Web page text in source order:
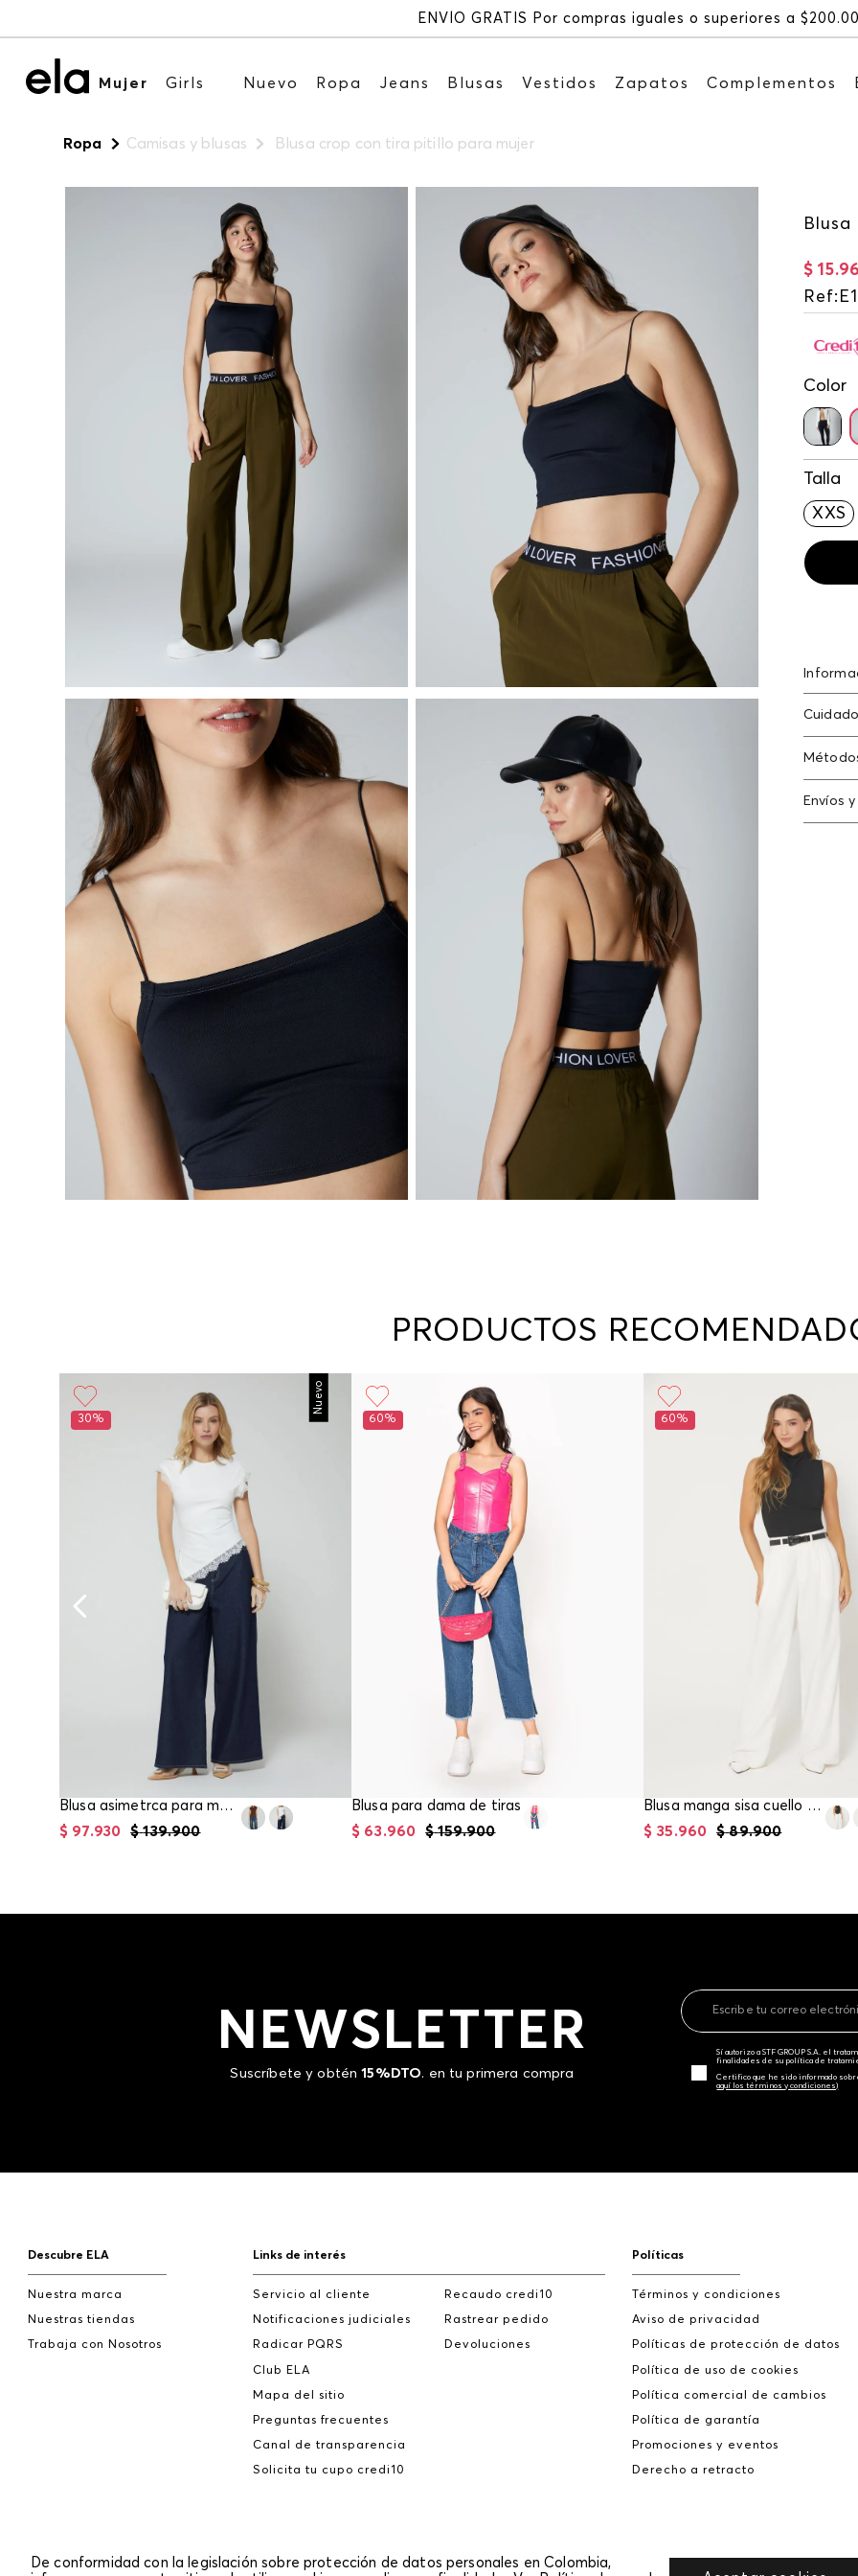
ENVÍO GRATIS Por compras iguales o superiores a
Mujer Girls Nuevo Ropa Jeans Blusas Vestidos Zapatos Complementos
Ropa Camisas y blusas Blusa crop con tira pitillo para mujer
$ 15.
Ref:
Color
Talla
XXS
Blusa
Otros:
Envíos
En
PRODUCTOS
Nuevo
30%
Blusa asimetrca para mujer
$ 139.900
$ 97.930
60%
Blusa para dama de tiras
$ 159.900
$ 63.960
60%
Blusa manga sisa cuello alto
$ 89.900
$ 35.960
NEWSLETTER
Suscríbete y obtén15%DTO. en tu primera compra
Sí autorizo a STF GROUP S.A. el
finalidades de su política de
Certifico que he sido informado
aquí los términos y condiciones)
Descubre ELA
Nuestra marca
Nuestras tiendas
Trabaja con Nosotros
Links de interés
Servicio al cliente
Notificaciones judiciales
Radicar PQRS
Club ELA
Mapa del sitio
Preguntas frecuentes
Canal de transparencia
Solicita tu cupo credi10
Recaudo credi10
Rastrear pedido
Devoluciones
Políticas
Términos y condiciones
Aviso de privacidad
Políticas de protección de datos
Política de uso de cookies
Política comercial de cambios
Política de garantía
Promociones y eventos
Derecho a retracto
De conformidad con la legislación sobre protección de datos personales en Colombia,